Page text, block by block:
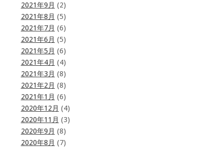
2021年9月 (2)
2021年8月 (5)
2021年7月 (6)
2021年6月 (5)
2021年5月 (6)
2021年4月 (4)
2021年3月 (8)
2021年2月 (8)
2021年1月 (6)
2020年12月 (4)
2020年11月 (3)
2020年9月 (8)
2020年8月 (7)